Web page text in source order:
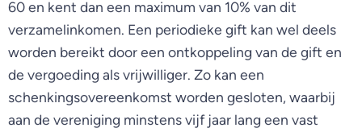
60 en kent dan een maximum van 10% van dit
verzamelinkomen. Een periodieke gift kan wel deels
worden bereikt door een ontkoppeling van de gift en
de vergoeding als vrijwilliger. Zo kan een
schenkingsovereenkomst worden gesloten, waarbij
aan de vereniging minstens vijf jaar lang een vast